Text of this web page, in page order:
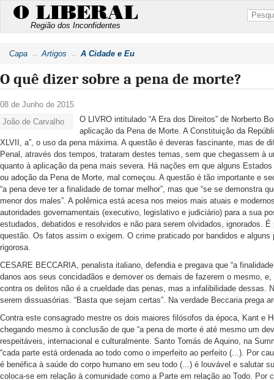
O LIBERAL
Região dos Inconfidentes
Capa Artigos A Cidade e Eu
O quê dizer sobre a pena de morte?
08 de Junho de 2015
João de Carvalho
O LIVRO intitulado “A Era dos Direitos” de Norberto
aplicação da Pena de Morte. A Constituição da
XLVII, a”, o uso da pena máxima. A questão é deveras fascinante, mas de
Penal, através dos tempos, trataram destes temas, sem que chegassem à
quanto à aplicação da pena mais severa. Há nações em que alguns
ou adoção da Pena de Morte, mal começou. A questão é tão importante e
“a pena deve ter a finalidade de tornar melhor”, mas que “se se demonstra
menor dos males”. A polêmica está acesa nos meios mais atuais e
autoridades governamentais (executivo, legislativo e judiciário) para a sua
estudados, debatidos e resolvidos e não para serem olvidados, ignorados.
questão. Os fatos assim o exigem. O crime praticado por bandidos e
rigorosa.
CESARE BECCARIA, penalista italiano, defendia e pregava que “a
danos aos seus concidadãos e demover os demais de fazerem o mesmo,
contra os delitos não é a crueldade das penas, mas a infalibilidade dessas.
serem dissuasórias. “Basta que sejam certas”. Na verdade Beccaria prega
Contra este consagrado mestre os dois maiores filósofos da época, Kant e
chegando mesmo à conclusão de que “a pena de morte é até mesmo um
respeitáveis, internacional e culturalmente. Santo Tomás de Aquino, na
“cada parte está ordenada ao todo como o imperfeito ao perfeito (...). Por
é benéfica à saúde do corpo humano em seu todo (...) é louvável e salutar
coloca-se em relação à comunidade como a Parte em relação ao Todo.